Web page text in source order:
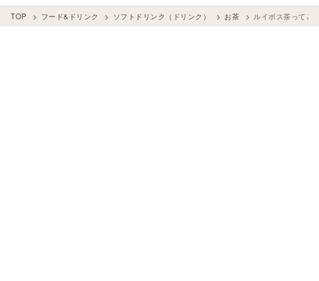
TOP フード&ドリンク ソフトドリンク（ドリンク） お茶 ルイボス茶ってど